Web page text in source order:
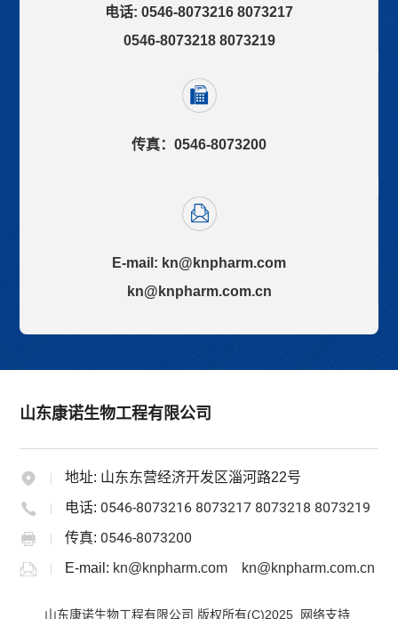
电话: 0546-8073216 8073217
0546-8073218 8073219
传真：0546-8073200
E-mail: kn@knpharm.com
kn@knpharm.com.cn
山东康诺生物工程有限公司
地址: 山东东营经济开发区淄河路22号
电话: 0546-8073216 8073217 8073218 8073219
传真: 0546-8073200
E-mail: kn@knpharm.com kn@knpharm.com.cn
山东康诺生物工程有限公司 版权所有(C)2025 网络支持